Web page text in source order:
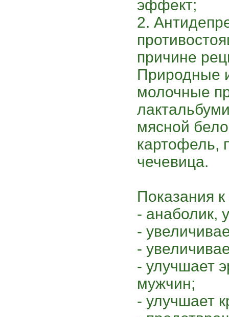
эффект;
2.
причине
Природные
молочные
мясной
картофель,
чечевица.
Показания
- анаболик,
-
-
- улучшает
мужчин;
- улучшает